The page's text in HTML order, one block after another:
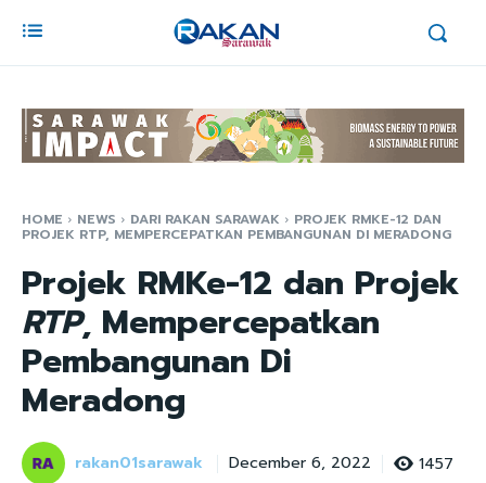
HOME NEWS DARI RAKAN SARAWAK PROJEK RMKE-12 DAN
PROJEK RTP, MEMPERCEPATKAN PEMBANGUNAN DI MERADONG
Projek RMKe-12 dan Projek
RTP, Mempercepatkan
Pembangunan Di
Meradong
rakan01sarawak December 6, 2022 1457